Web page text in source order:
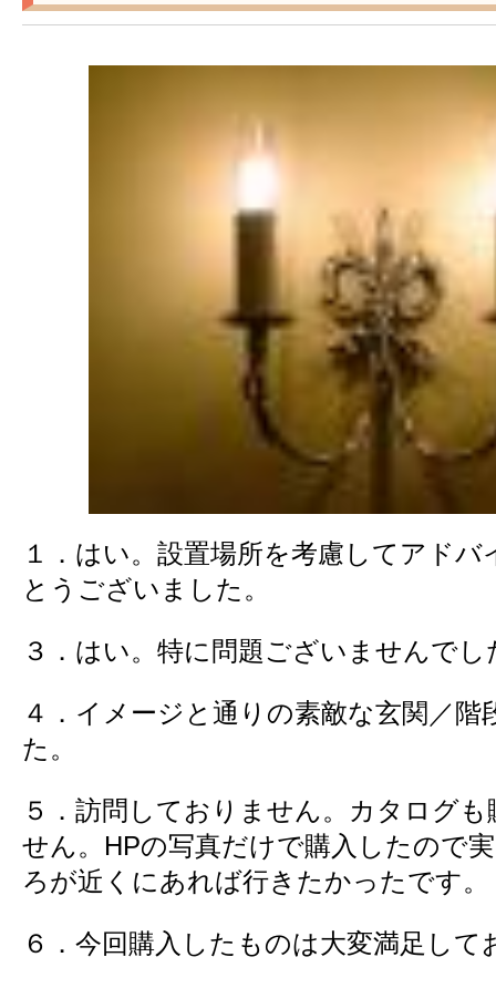
１．はい。設置場所を考慮してアド
とうございました。
３．はい。特に問題ございませんでし
４．イメージと通りの素敵な玄関／階
た。
５．訪問しておりません。カタログ
せん。HPの写真だけで購入したので
ろが近くにあれば行きたかったです。
６．今回購入したものは大変満足して